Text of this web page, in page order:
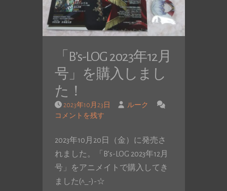
「B’s-LOG 2023年12月
号」を購入しまし
た！
2023年10月23日
ルーク
コメントを残す
2023年10月20日（金）に発売さ
れました。「B’s-LOG 2023年12月
号」をアニメイトで購入してき
ました(^_-)-☆